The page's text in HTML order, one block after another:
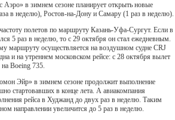
Аэро» в зимнем сезоне планирует открыть новые
в неделю), Ростов-на-Дону и Самару (1 раз в неделю).
полетов по маршруту Казань-Уфа-Сургут. Если в
5 раз в неделю, то с 29 октября он стал ежедневным.
маршруту осуществляется на воздушном судне CRJ
и на утреннем московском рейсе: с 28 октября вылет
Boeing 735.
Эйр» в зимнем сезоне продолжит выполнение
стартовавших в конце лета. А авиакомпания
рейса в Худжанд до двух раз в неделю. Таким
направлении увеличится до 5 раз в неделю.